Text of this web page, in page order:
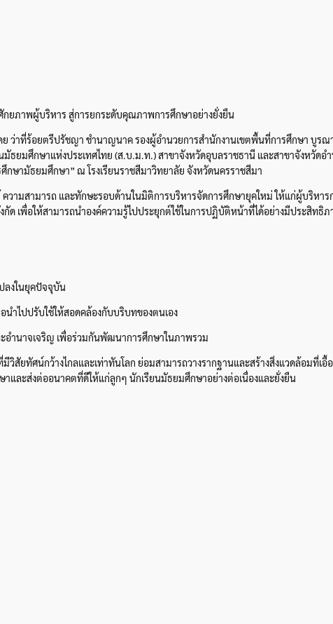
ยภาพผู้บริหาร สู่การยกระดับคุณภาพการศึกษาอย่างยั่งยืน
ว่าที่ร้อยตรีปรัชญา ชำนาญนาค รองผู้อำนวยการสำนักงานเขตพื้นที่การศึกษา บูรณ
ยมศึกษาแห่งประเทศไทย (ส.บ.ม.ท.) สาขาจังหวัดอุบลราชธานี และสาขาจังหวัดอ
ษามัธยมศึกษา” ณ โรงเรียนราชสีมาวิทยาลัย จังหวัดนครราชสีมา
ามสามารถ และทักษะรอบด้านในมิติการบริหารจัดการศึกษายุคใหม่ ให้แก่ผู้บริหาร
กัด เพื่อให้สามารถนำองค์ความรู้ไปประยุกต์ใช้ในการปฏิบัติหน้าที่ได้อย่างมีประสิทธิ
ลงในยุคปัจจุบัน
นำไปปรับใช้ให้สอดคล้องกับบริบทของตนเอง
อำนาจเจริญ เพื่อร่วมกันพัฒนาการศึกษาในภาพรวม
ทัศน์กว้างไกลและเท่าทันโลก ย่อมสามารถวางรากฐานและสร้างสิ่งแวดล้อมที่เอื้อ
และส่งต่ออนาคตที่ดีให้แก่ลูกๆ นักเรียนมัธยมศึกษาอย่างต่อเนื่องและยั่งยืน